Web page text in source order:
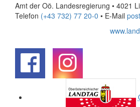
Amt der Oö. Landesregierung • 4021
Telefon (+43 732) 77 20-0 • E-Mail